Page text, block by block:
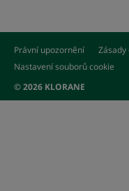
Právní upozornění
Nastavení souborů cookie
© 2026 KLORANE